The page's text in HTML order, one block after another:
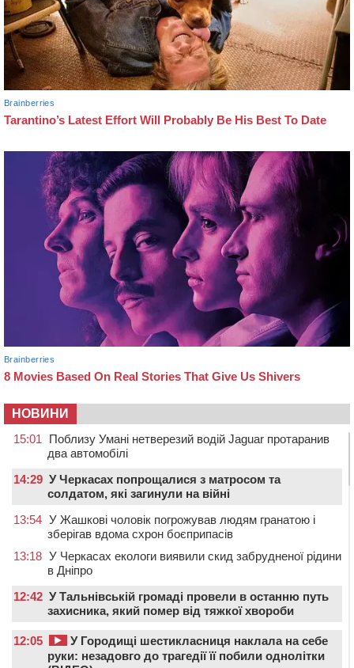
НОВИНИ
15:01
Поблизу Умані нетверезий водій Jaguar протаранив
два автомобілі
14:29 У Черкасах попрощалися з матросом та
солдатом, які загинули на війні
13:54 У Жашкові чоловік погрожував людям гранатою і
зберігав вдома схрон боєприпасів
13:18 У Черкасах екологи виявили скид забрудненої рідини
в Дніпро
12:42 У Тальнівській громаді провели в останню путь
захисника, який помер від тяжкої хвороби
12:05
У Городищі шестикласниця наклала на себе
руки: незадовго до трагедії її побили однолітки